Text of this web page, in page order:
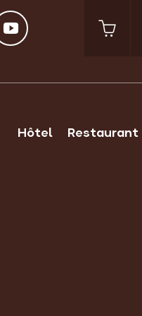
Hôtel Restaurant